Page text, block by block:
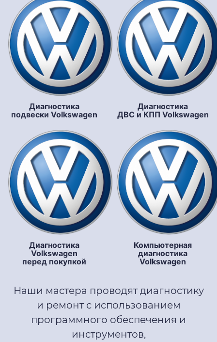
Диагностика
подвески Volkswagen
Диагностика
ДВС и КПП Volkswagen
Диагностика
Volkswagen
перед покупкой
Компьютерная
диагностика
Volkswagen
Наши мастера проводят диагностику
и ремонт с использованием
программного обеспечения и
инструментов,